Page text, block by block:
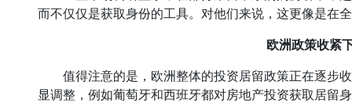
而不仅仅是获取身份的工具。对他们来说，这更像是在
欧洲政策收紧
值得注意的是，欧洲整体的投资居留政策正在逐步
显调整，例如葡萄牙和西班牙都对房地产投资获取居留